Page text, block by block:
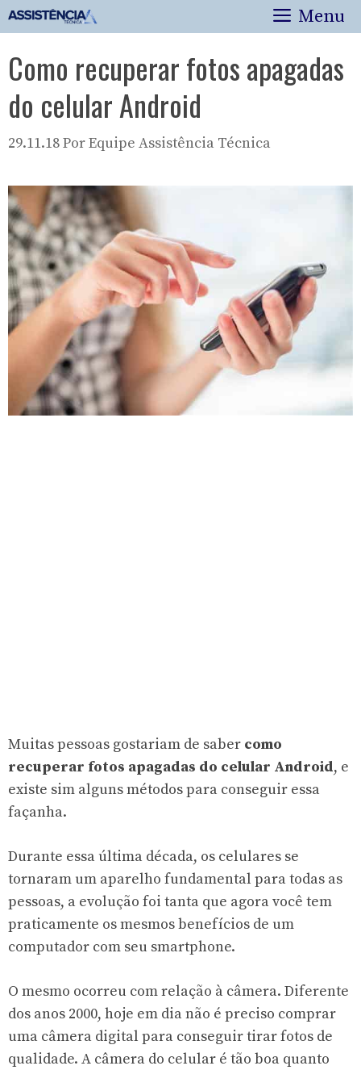
Pular
para
conteúdo
Menu
Como recuperar fotos apagadas
do celular Android
29.11.18PorEquipe Assistência Técnica
Muitas pessoas gostariam de saber como
recuperar fotos apagadas do celular Android, e
existe sim alguns métodos para conseguir essa
façanha.
Durante essa última década, os celulares se
tornaram um aparelho fundamental para todas as
pessoas, a evolução foi tanta que agora você tem
praticamente os mesmos benefícios de um
computador com seu smartphone.
O mesmo ocorreu com relação à câmera. Diferente
dos anos 2000, hoje em dia não é preciso comprar
uma câmera digital para conseguir tirar fotos de
qualidade. A câmera do celular é tão boa quanto